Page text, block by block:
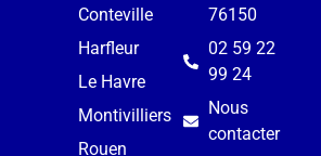
Conteville
Harfleur
Le Havre
Montivilliers
Rouen
76150
02 59 22
99 24
Nous
contacter